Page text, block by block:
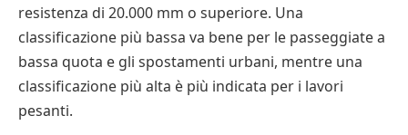
resistenza di 20.000 mm o superiore. Una
classificazione più bassa va bene per le passeggiate a
bassa quota e gli spostamenti urbani, mentre una
classificazione più alta è più indicata per i lavori
pesanti.